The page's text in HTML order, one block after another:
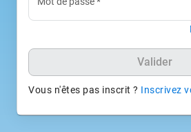
Valider
Vous n'êtes pas inscrit ? Inscrivez